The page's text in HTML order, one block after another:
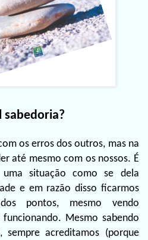
sabedoria?
os erros dos outros, mas na
até mesmo com os nossos. É
situação como se dela
e em razão disso ficarmos
pontos, mesmo vendo
Mesmo sabendo
acreditamos (porque